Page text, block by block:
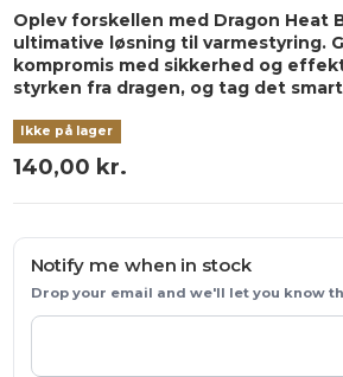
Oplev forskellen med Dragon Heat
ultimative løsning til varmestyring.
kompromis med sikkerhed og
styrken fra dragen, og tag det
Ikke på lager
140,00 kr.
Notify me when in stock
Drop your email and we'll let you know